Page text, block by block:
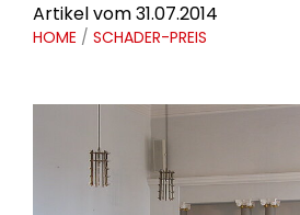
Artikel vom 31.07.2014
HOME / SCHADER-PREIS